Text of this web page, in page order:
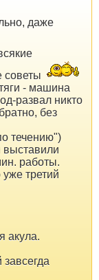
даже
советы
- машина
развал никто
без
течению")
выставили
работы.
третий
акула.